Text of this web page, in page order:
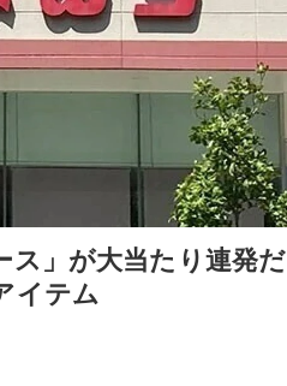
」が大当たり連発だ
イテム